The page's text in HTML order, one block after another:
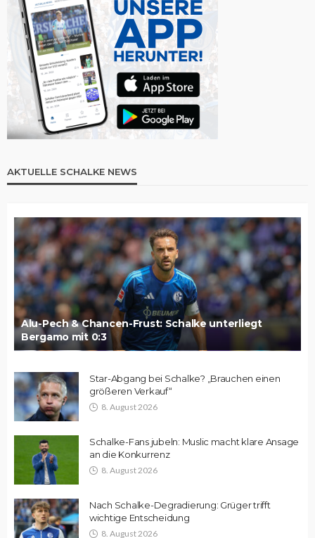
AKTUELLE SCHALKE NEWS
Alu-Pech & Chancen-Frust: Schalke unterliegt
Bergamo mit 0:3
Star-Abgang bei Schalke? „Brauchen einen
größeren Verkauf“
8. August 2026
Schalke-Fans jubeln: Muslic macht klare Ansage
an die Konkurrenz
8. August 2026
Nach Schalke-Degradierung: Grüger trifft
wichtige Entscheidung
8. August 2026